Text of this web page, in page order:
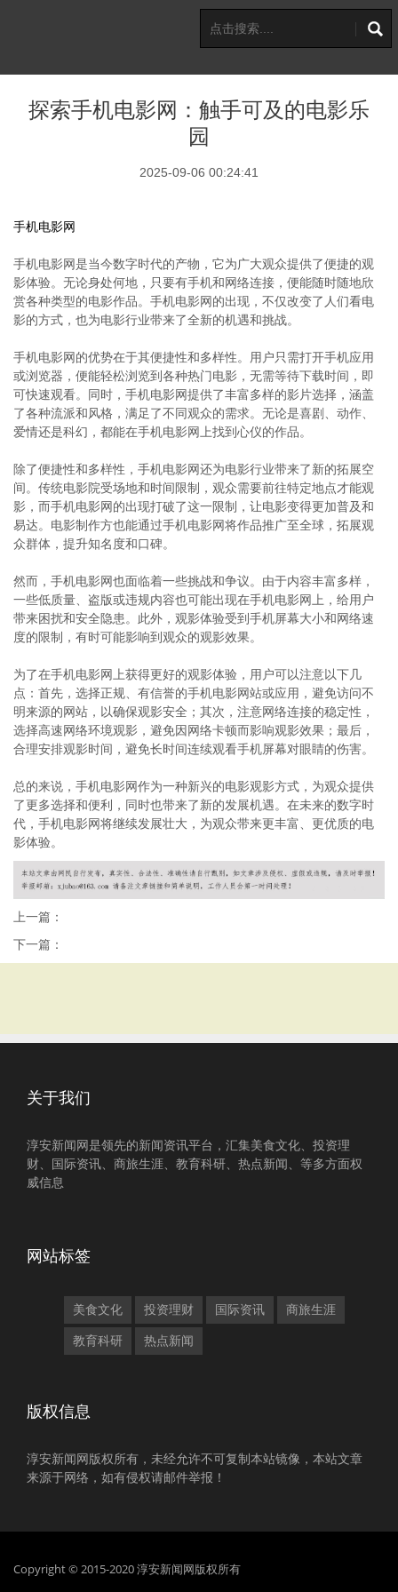
探索手机电影网：触手可及的电影乐
园
2025-09-06 00:24:41
手机电影网
手机电影网是当今数字时代的产物，它为广大观众提供了便捷的观
影体验。无论身处何地，只要有手机和网络连接，便能随时随地欣
赏各种类型的电影作品。手机电影网的出现，不仅改变了人们看电
影的方式，也为电影行业带来了全新的机遇和挑战。
手机电影网的优势在于其便捷性和多样性。用户只需打开手机应用
或浏览器，便能轻松浏览到各种热门电影，无需等待下载时间，即
可快速观看。同时，手机电影网提供了丰富多样的影片选择，涵盖
了各种流派和风格，满足了不同观众的需求。无论是喜剧、动作、
爱情还是科幻，都能在手机电影网上找到心仪的作品。
除了便捷性和多样性，手机电影网还为电影行业带来了新的拓展空
间。传统电影院受场地和时间限制，观众需要前往特定地点才能观
影，而手机电影网的出现打破了这一限制，让电影变得更加普及和
易达。电影制作方也能通过手机电影网将作品推广至全球，拓展观
众群体，提升知名度和口碑。
然而，手机电影网也面临着一些挑战和争议。由于内容丰富多样，
一些低质量、盗版或违规内容也可能出现在手机电影网上，给用户
带来困扰和安全隐患。此外，观影体验受到手机屏幕大小和网络速
度的限制，有时可能影响到观众的观影效果。
为了在手机电影网上获得更好的观影体验，用户可以注意以下几
点：首先，选择正规、有信誉的手机电影网站或应用，避免访问不
明来源的网站，以确保观影安全；其次，注意网络连接的稳定性，
选择高速网络环境观影，避免因网络卡顿而影响观影效果；最后，
合理安排观影时间，避免长时间连续观看手机屏幕对眼睛的伤害。
总的来说，手机电影网作为一种新兴的电影观影方式，为观众提供
了更多选择和便利，同时也带来了新的发展机遇。在未来的数字时
代，手机电影网将继续发展壮大，为观众带来更丰富、更优质的电
影体验。
上一篇：
下一篇：
关于我们
淳安新闻网是领先的新闻资讯平台，汇集美食文化、投资理
财、国际资讯、商旅生涯、教育科研、热点新闻、等多方面权
威信息
网站标签
美食文化 投资理财 国际资讯 商旅生涯
教育科研 热点新闻
版权信息
淳安新闻网版权所有，未经允许不可复制本站镜像，本站文章
来源于网络，如有侵权请邮件举报！
Copyright © 2015-2020 淳安新闻网版权所有